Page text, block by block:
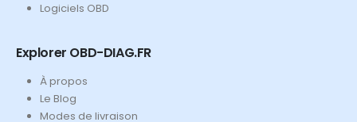
Logiciels OBD
Explorer OBD-DIAG.FR
À propos
Le Blog
Modes de livraison